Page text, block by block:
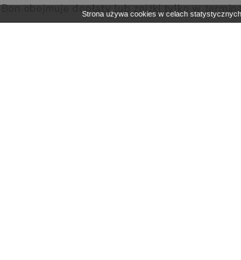
Bon obejmuje dopłaty lub zniżki tylko w
Strona używa cookies w celach